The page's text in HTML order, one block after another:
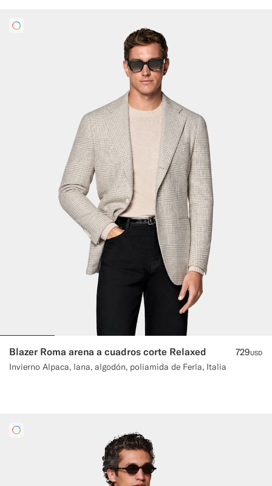
Blazer Roma arena a cuadros corte Relaxed
Invierno Alpaca, lana, algodón, poliamida de Ferla, Italia
729USD